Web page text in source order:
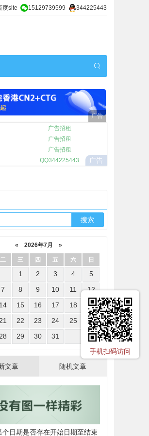
度site 15129739599 344225443
广告
广告招租
广告招租
广告招租
QQ344225443
手机扫码访问
« 2026年7月 »
二 三 四 五 六 日
1 2 3 4
5
7 8 9 10 11
12
14 15 16 17 18
19
22 23 24 25
26
29 30 31
文章 随机文章
个日期是否存在开始日期至结束